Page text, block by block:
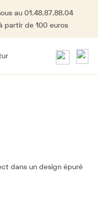
au 01.48.87.88.04
de 100 euros
dans un design épuré